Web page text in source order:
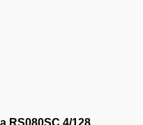
RS080SC.4/128